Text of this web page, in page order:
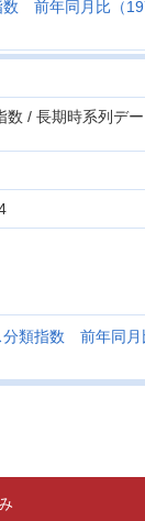
数 前年同月比（
数 / 長期時系列デ
分類指数 前年同月